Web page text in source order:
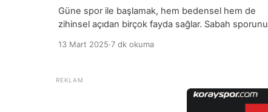
Güne spor ile başlamak, hem bedensel hem de
zihinsel açıdan birçok fayda sağlar. Sabah sporunu
üretken olmanızı sağlar. Egzersiz, vücutta endorfin
seviyesini düşürür ve motivasyonunuzu artırır.
Sabah yapılan egzersizler, gün boyunca enerjik
kalmanıza yardımcı olur, çünkü vücut harekete
13 Mart 2025·7 dk okuma